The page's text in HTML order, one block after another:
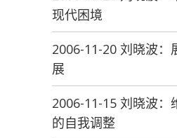
现代困境
2006-11-20 刘晓波：
展
2006-11-15 刘晓波：
的自我调整